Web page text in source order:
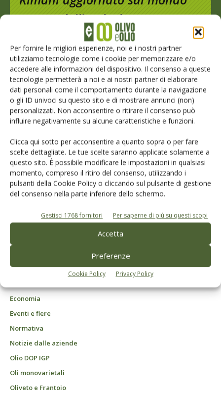
Per fornire le migliori esperienze, noi e i nostri partner
utilizziamo tecnologie come i cookie per memorizzare e/o
accedere alle informazioni del dispositivo. Il consenso a queste
tecnologie permetterà a noi e ai nostri partner di elaborare
dati personali come il comportamento durante la navigazione
o gli ID univoci su questo sito e di mostrare annunci (non)
personalizzati. Non acconsentire o ritirare il consenso può
influire negativamente su alcune caratteristiche e funzioni.
Clicca qui sotto per acconsentire a quanto sopra o per fare
scelte dettagliate. Le tue scelte saranno applicate solamente a
questo sito. È possibile modificare le impostazioni in qualsiasi
momento, compreso il ritiro del consenso, utilizzando i
pulsanti della Cookie Policy o cliccando sul pulsante di gestione
del consenso nella parte inferiore dello schermo.
Gestisci 1768 fornitori Per saperne di più su questi scopi
Accetta
Preferenze
Cookie Policy Privacy Policy
dell’agricoltura
Iscriviti alle nostre newsletter
© Tecniche Nuove Spa. Tutti i diritti riservati. Sede legale Via Eritrea 21 -
imprese di Milano: 00753480151
Registrazione Tribunale di Milano n. 69 del 05/03/2014. Precedentemente
registrata presso il tribunale di Bologna n. 6776 del 04/03/1998
ROC "Poste italiane Spa - sped. A.P. - DL 353/2003 conv. L. 46/2004, art. 1c.1:
DCB Milano" Roc n. 24344 del 11 marzo 2014
Agrofarmaci – Difesa
Economia
Eventi e fiere
Normativa
Notizie dalle aziende
Olio DOP IGP
Oli monovarietali
Oliveto e Frantoio